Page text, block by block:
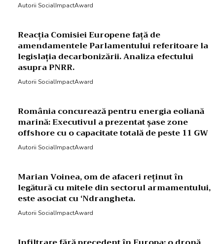
Autorii SocialImpactAward
Reacția Comisiei Europene față de
amendamentele Parlamentului referitoare la
legislația decarbonizării. Analiza efectului
asupra PNRR.
Autorii SocialImpactAward
România concurează pentru energia eoliană
marină: Executivul a prezentat șase zone
offshore cu o capacitate totală de peste 11 GW
Autorii SocialImpactAward
Marian Voinea, om de afaceri reținut în
legătură cu mitele din sectorul armamentului,
este asociat cu ‘Ndrangheta.
Autorii SocialImpactAward